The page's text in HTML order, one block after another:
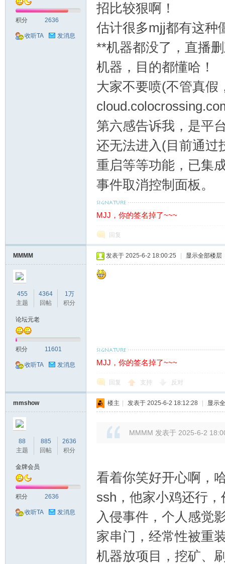
交
积分 2636
收听TA 发消息
招比较狠啊！
估计很多mjj都有这种
**机器都没了，直播
机器，目的都懂哈！
大家不要喷(不管真假
第六感告诉我，是平
还无法进入(目前通过
重启等等功能，已集
事件取消控制面板。
MJJ，你的签名掉了~~~
回复
MMMM
455
主题
4364
回帖
1万
积分
论坛元老
积分 11601
收听TA 发消息
发表于 2025-6-2 18:00:25 显示全部楼层
MJJ，你的签名掉了~~~
回复 支持 反对
mmshow
88
主题
885
回帖
2636
积分
金牌会员
积分 2636
收听TA 发消息
楼主 发表于 2025-6-2 18:12:28 显示
MMMM 发表于 2025-6-2
看着你笑好开心啊，
ssh，他家小鸡还行
入侵事件，个人感觉
家串门，经常性被重
机器放项目，挖矿、